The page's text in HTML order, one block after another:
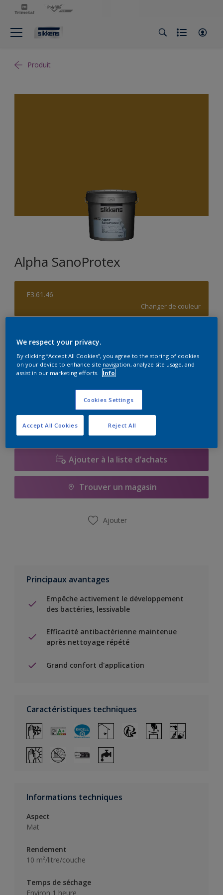
Produit
Alpha SanoProtex
F3.61.46
Changer de couleur
Quantité Calculateur de peinture
Ajouter à la liste d’achats
Trouver un magasin
Ajouter
Principaux avantages
Empêche activement le développement
des bactéries, lessivable
Efficacité antibactérienne maintenue
après nettoyage répété
Grand confort d'application
Caractéristiques techniques
Informations techniques
Aspect
Mat
Rendement
10 m²/litre/couche
Temps de séchage
Environ 1 heure
We respect your privacy.
By clicking “Accept All Cookies”, you agree to the storing of cookies
on your device to enhance site navigation, analyze site usage, and
assist in our marketing efforts.
Info
Cookies Settings
Reject All
Accept All Cookies